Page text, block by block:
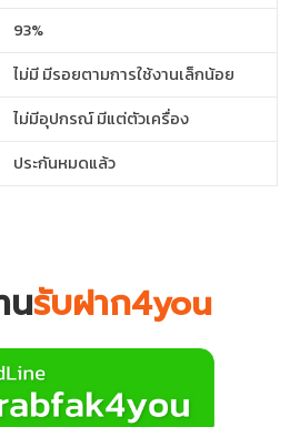
93%
ไม่มี มีรอยตามการใช้งานเล็กน้อย
ไม่มีอุปกรณ์ มีแต่ตัวเครื่อง
ประกันหมดแล้ว
นรับฝาก4you